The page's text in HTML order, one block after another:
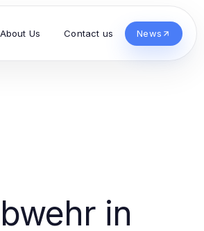
About Us Contact us News
in